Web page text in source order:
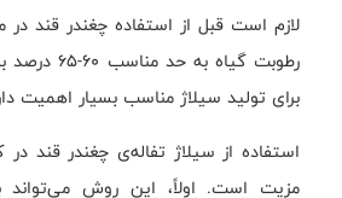
لازم است قبل از استفاده چغندر قند در
رطوبت گیاه
برای تولید سیلاژ مناسب بسیار اهمیت
استفاده از سیلاژ تفاله‌ی چغندر قند
مزیت است. اولاً، این روش می‌تواند